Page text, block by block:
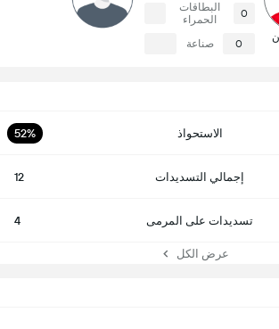
0
البطاقات
الحمراء
0
صناعة
الاستحواذ 52%
إجمالي التسديدات 12
تسديدات على المرمى 4
عرض الكل